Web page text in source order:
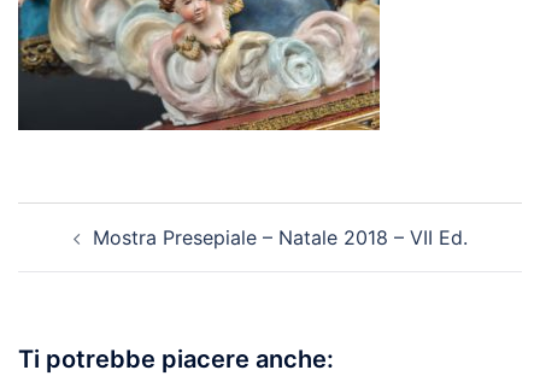
articoloMostra Presepiale – Natale 2018 – VII Ed.
Ti potrebbe piacere anche: